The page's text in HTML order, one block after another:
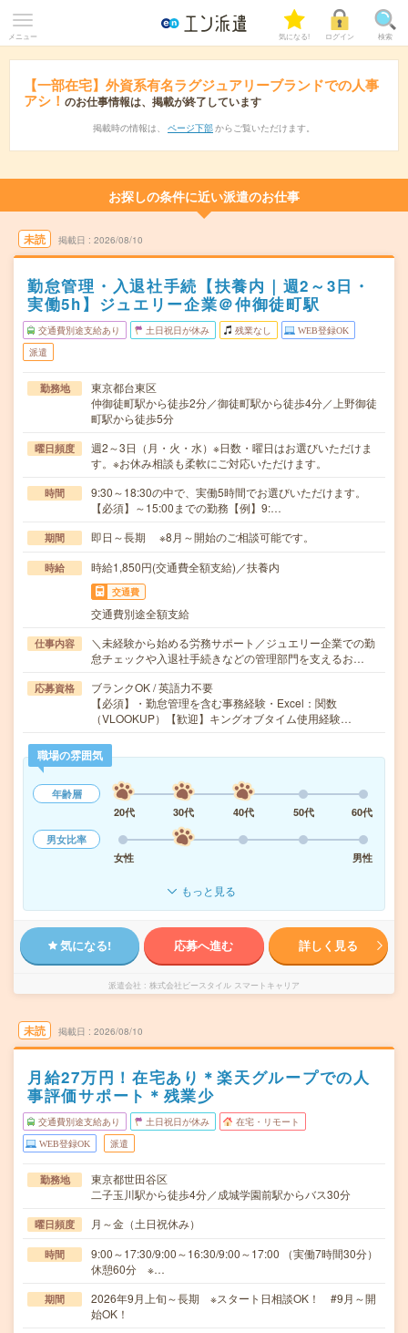
メニュー 気になる! ログイン 検索
【一部在宅】外資系有名ラグジュアリーブランドでの人事
アシ！ のお仕事情報は、掲載が終了しています
掲載時の情報は、 ページ下部 からご覧いただけます。
お探しの条件に近い派遣のお仕事
未読 掲載日 2026/08/10
勤怠管理・入退社手続【扶養内｜週2～3日・
実働5h】ジュエリー企業＠仲御徒町駅
交通費別途支給あり 土日祝日が休み 残業なし WEB登録OK
派遣
勤務地
東京都台東区
仲御徒町駅から徒歩2分／御徒町駅から徒歩4分／上野御徒
町駅から徒歩5分
曜日頻度
週2～3日（月・火・水）※日数・曜日はお選びいただけま
す。※お休み相談も柔軟にご対応いただけます。
時間
9:30～18:30の中で、実働5時間でお選びいただけます。
【必須】～15:00までの勤務【例】9:…
期間 即日～長期 ※8月～開始のご相談可能です。
時給 時給1,850円(交通費全額支給)／扶養内
交通費
交通費別途全額支給
仕事内容
＼未経験から始める労務サポート／ジュエリー企業での勤
怠チェックや入退社手続きなどの管理部門を支えるお…
応募資格
ブランクOK / 英語力不要
【必須】・勤怠管理を含む事務経験・Excel：関数
（VLOOKUP）【歓迎】キングオブタイム使用経験…
職場の雰囲気
年齢層
20代
30代 40代 50代
60代
男女比率
女性
男性
もっと見る
気になる! 応募へ進む 詳しく見る
派遣会社 株式会社ビースタイル スマートキャリア
未読 掲載日 2026/08/10
月給27万円！在宅あり＊楽天グループでの人
事評価サポート＊残業少
交通費別途支給あり 土日祝日が休み 在宅・リモート
WEB登録OK 派遣
勤務地
東京都世田谷区
二子玉川駅から徒歩4分／成城学園前駅からバス30分
曜日頻度 月～金（土日祝休み）
時間
9:00～17:30/9:00～16:30/9:00～17:00 （実働7時間30分）
休憩60分 ※…
期間
2026年9月上旬～長期 ※スタート日相談OK！ #9月～開
始OK！